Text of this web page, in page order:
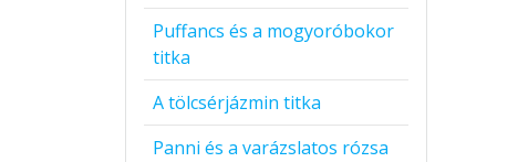
Puffancs és a mogyoróbokor
titka
A tölcsérjázmin titka
Panni és a varázslatos rózsa